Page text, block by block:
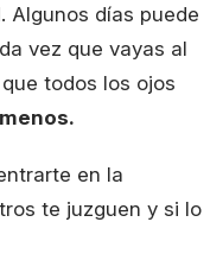
Algunos días puede
vez que vayas al
todos los ojos
en la
te juzguen y si lo